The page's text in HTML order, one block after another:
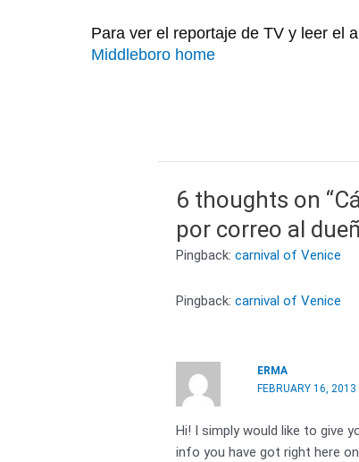
Para ver el reportaje de TV y leer el
Middleboro home
6 thoughts on
por correo al
Pingback: carnival of Venice
Pingback: carnival of Venice
ERMA
FEBRUARY 16,
Hi! I simply would like to give
info you have got right here